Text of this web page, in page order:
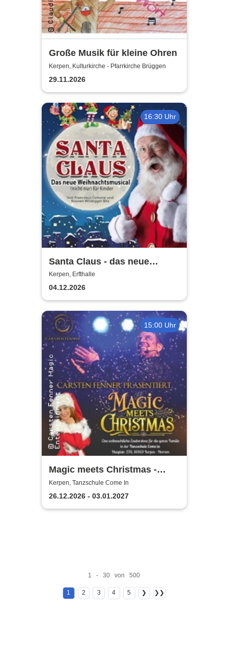
Große Musik für kleine Ohren
Kerpen, Kulturkirche - Pfarrkirche Brüggen
29.11.2026
16:30 Uhr
Santa Claus - das neue
Weihnachtsmusical (nicht
nur) für Kinder
Kerpen, Erfthalle
04.12.2026
15:00 Uhr
Magic meets Christmas -
Tanzschule Come In
Kerpen, Tanzschule Come In
26.12.2026 - 03.01.2027
1 - 30 von 500
1 2 3 4 5 ❯ ❯❯